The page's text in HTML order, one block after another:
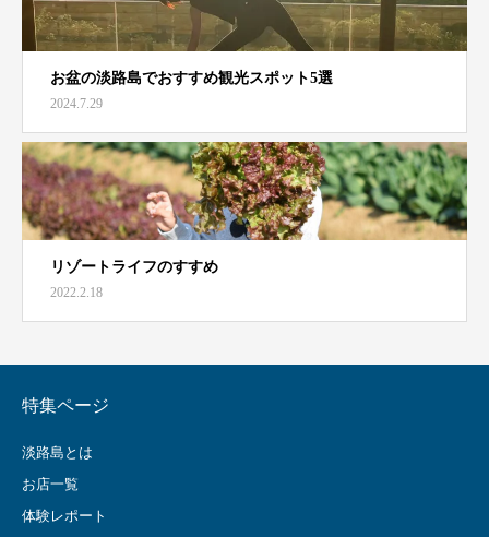
お盆の淡路島でおすすめ観光スポット5選
2024.7.29
リゾートライフのすすめ
2022.2.18
特集ページ
淡路島とは
お店一覧
体験レポート